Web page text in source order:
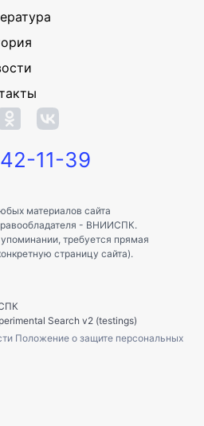
11-39
материалов сайта
- ВНИИСПК.
требуется прямая
страницу сайта).
Search v2 (testings)
Положение о защите персональных